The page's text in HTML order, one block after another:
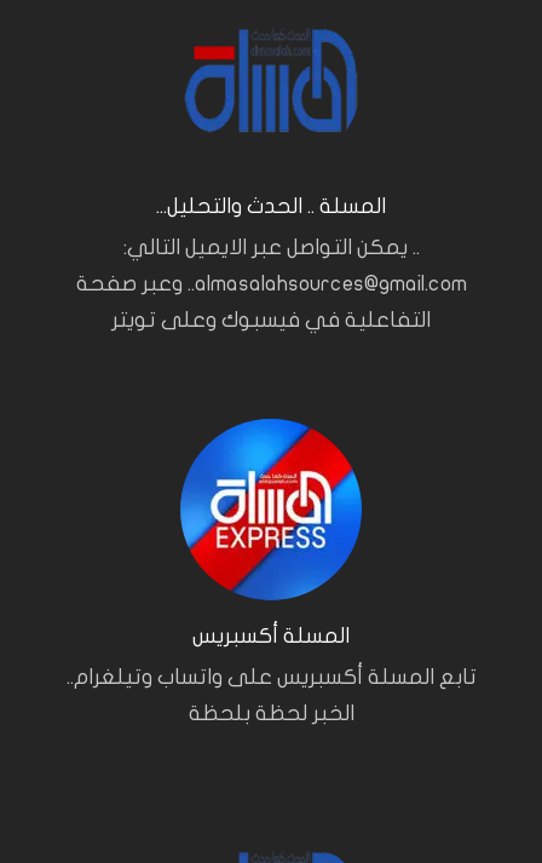
المسلة .. الحدث والتحليل...
.. يمكن التواصل عبر الايميل التالي:
almasalahsources@gmail.com.. وعبر صفحة
التفاعلية في فيسبوك وعلى تويتر
المسلة أكسبريس
تابع المسلة أكسبريس على واتساب وتيلغرام..
الخبر لحظة بلحظة